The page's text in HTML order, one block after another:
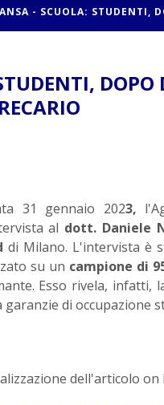
ANSA - SCUOLA: STUDENTI,
31 gennaio 2023,
al dott. Daniele
di Milano. L'intervista è
su un campione di
Esso rivela, infatti,
garanzie di occupazione
dell'articolo on